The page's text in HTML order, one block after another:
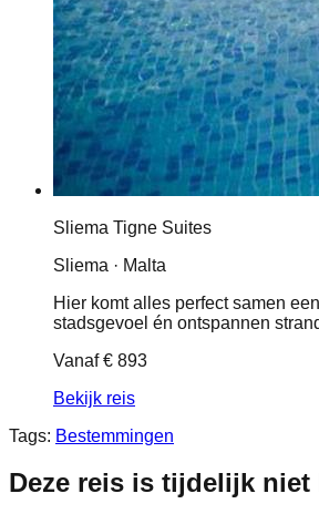
Sliema Tigne Suites
Sliema · Malta
Hier komt alles perfect samen
stadsgevoel én ontspannen
Vanaf€ 893
Bekijk reis
Tags: Bestemmingen
Deze reis is tijdelijk niet